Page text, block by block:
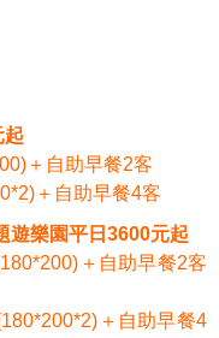
起
＋自助早餐2客
＋自助早餐4客
遊樂園平日3600元起
＋自助早餐2客
＋自助早餐4